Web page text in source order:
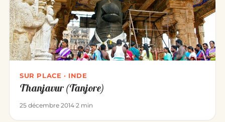
SUR PLACE · INDE
Thanjavur (Tanjore)
25 décembre 2014·2 min